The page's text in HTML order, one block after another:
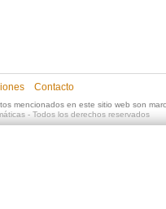
Contacto
mencionados en este sitio web son
- Todos los derechos reservados